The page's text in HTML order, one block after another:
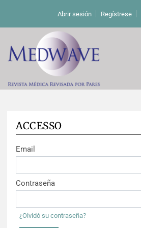
Abrir sesión Regístrese
De los editores
Editoriales
Comentarios
Cartas a los editores
Estudios originales
Estudios cualitativos
Análisis
ACCESSO
Email
Contraseña
¿Olvidó su contraseña?